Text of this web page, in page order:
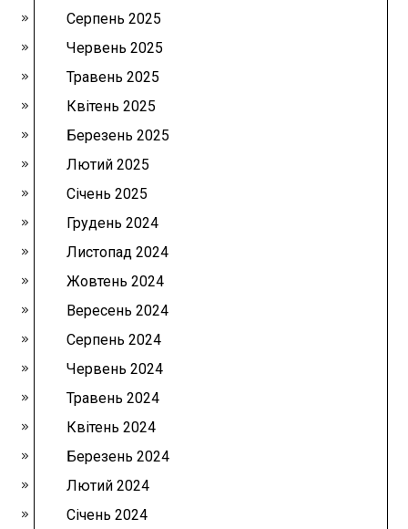
Серпень 2025
Червень 2025
Травень 2025
Квітень 2025
Березень 2025
Лютий 2025
Січень 2025
Грудень 2024
Листопад 2024
Жовтень 2024
Вересень 2024
Серпень 2024
Червень 2024
Травень 2024
Квітень 2024
Березень 2024
Лютий 2024
Січень 2024